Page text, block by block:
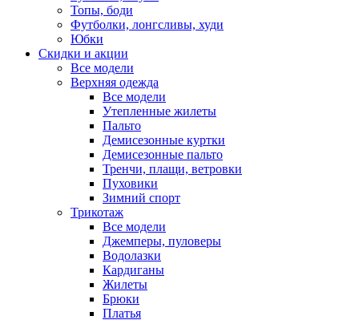
Топы, боди
Футболки, лонгсливы, худи
Юбки
Скидки и акции
Все модели
Верхняя одежда
Все модели
Утепленные жилеты
Пальто
Демисезонные куртки
Демисезонные пальто
Тренчи, плащи, ветровки
Пуховики
Зимний спорт
Трикотаж
Все модели
Джемперы, пуловеры
Водолазки
Кардиганы
Жилеты
Брюки
Платья